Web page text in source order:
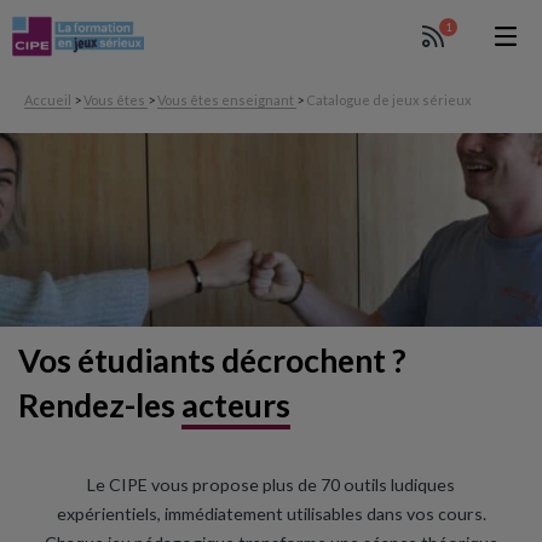
1
Accueil >Vous êtes >Vous êtes enseignant > Catalogue de jeux sérieux
Vos étudiants décrochent ?
Rendez-les acteurs
Le CIPE vous propose plus de 70 outils ludiques
expérientiels, immédiatement utilisables dans vos cours.